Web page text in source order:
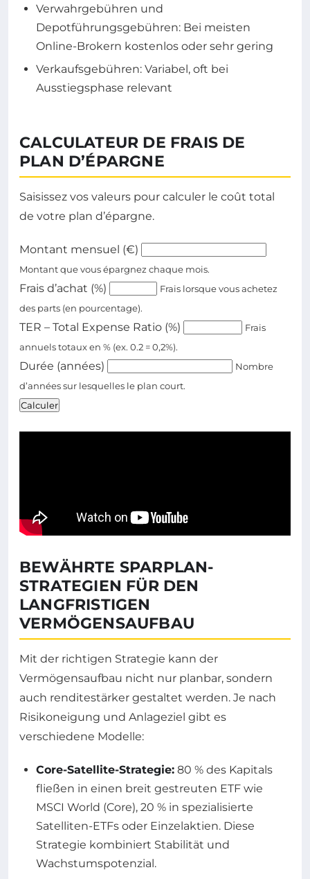
Verwahrgebühren und
Depotführungsgebühren: Bei meisten
Online-Brokern kostenlos oder sehr gering
Verkaufsgebühren: Variabel, oft bei
Ausstiegsphase relevant
CALCULATEUR DE FRAIS DE
PLAN D’ÉPARGNE
Saisissez vos valeurs pour calculer le coût total
de votre plan d’épargne.
Montant mensuel (€)
Montant que vous épargnez chaque mois.
Frais d’achat (%)
Frais lorsque vous achetez
des parts (en pourcentage).
TER – Total Expense Ratio (%)
Frais
annuels totaux en % (ex. 0.2 = 0,2%).
Durée (années)
Nombre
d’années sur lesquelles le plan court.
Calculer
BEWÄHRTE SPARPLAN-
STRATEGIEN FÜR DEN
LANGFRISTIGEN
VERMÖGENSAUFBAU
Mit der richtigen Strategie kann der
Vermögensaufbau nicht nur planbar, sondern
auch renditestärker gestaltet werden. Je nach
Risikoneigung und Anlageziel gibt es
verschiedene Modelle:
Core-Satellite-Strategie: 80 % des Kapitals
fließen in einen breit gestreuten ETF wie
MSCI World (Core), 20 % in spezialisierte
Satelliten-ETFs oder Einzelaktien. Diese
Strategie kombiniert Stabilität und
Wachstumspotenzial.